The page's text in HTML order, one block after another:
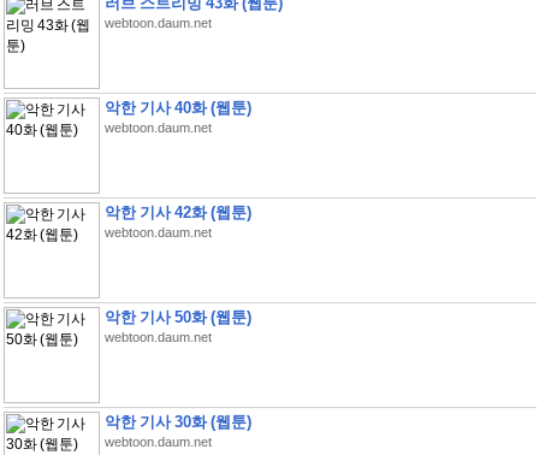
webtoon.daum.net
악한 기사 40화 (웹툰)
webtoon.daum.net
악한 기사 42화 (웹툰)
webtoon.daum.net
악한 기사 50화 (웹툰)
webtoon.daum.net
악한 기사 30화 (웹툰)
webtoon.daum.net